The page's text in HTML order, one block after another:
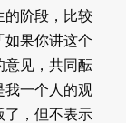
的阶段，比较
如果你讲这个
意见，共同酝
我一个人的观
了，但不表示